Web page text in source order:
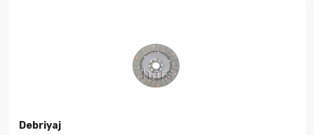
Debriyaj